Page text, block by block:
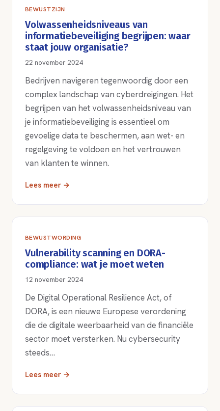
BEWUSTZIJN
Volwassenheidsniveaus van
informatiebeveiliging begrijpen: waar
staat jouw organisatie?
22 november 2024
Bedrijven navigeren tegenwoordig door een
complex landschap van cyberdreigingen. Het
begrijpen van het volwassenheidsniveau van
je informatiebeveiliging is essentieel om
gevoelige data te beschermen, aan wet- en
regelgeving te voldoen en het vertrouwen
van klanten te winnen.
Lees meer →
BEWUSTWORDING
Vulnerability scanning en DORA-
compliance: wat je moet weten
12 november 2024
De Digital Operational Resilience Act, of
DORA, is een nieuwe Europese verordening
die de digitale weerbaarheid van de financiële
sector moet versterken. Nu cybersecurity
steeds…
Lees meer →